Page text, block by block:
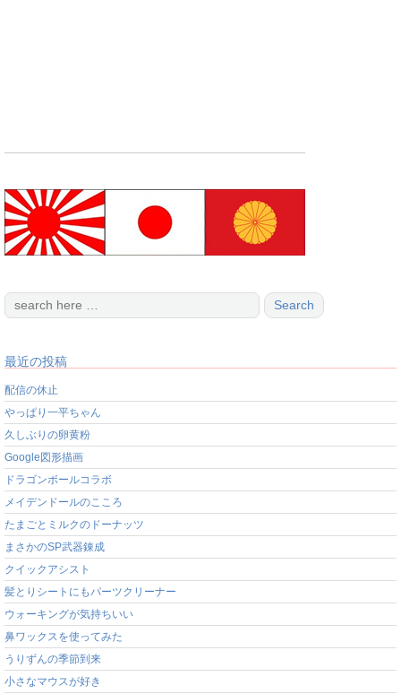
最近の投稿
配信の休止
やっぱり一平ちゃん
久しぶりの卵黄粉
Google図形描画
ドラゴンボールコラボ
メイデンドールのこころ
たまごとミルクのドーナッツ
まさかのSP武器錬成
クイックアシスト
髪とりシートにもパーツクリーナー
ウォーキングが気持ちいい
鼻ワックスを使ってみた
うりずんの季節到来
小さなマウスが好き